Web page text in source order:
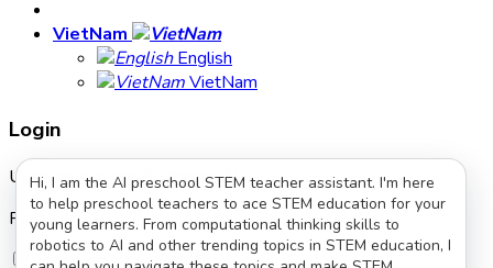
VietNam
English
VietNam
Login
Username or email address*
Password*
Remember me
Log in
Hi, I am the AI preschool STEM teacher assistant. I'm here
to help preschool teachers to ace STEM education for your
young learners. From computational thinking skills to
robotics to AI and other trending topics in STEM education, I